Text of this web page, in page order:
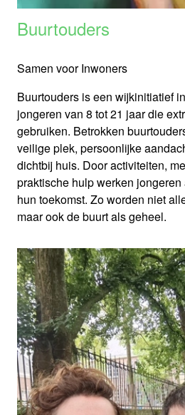
Buurtouders
Samen voor Inwoners
Buurtouders is een wijkinitiatief
jongeren van 8 tot 21 jaar die
gebruiken. Betrokken
veilige plek, persoonlijke
dichtbij huis. Door activiteiten,
praktische hulp werken
hun toekomst. Zo worden niet
maar ook de buurt als geheel.